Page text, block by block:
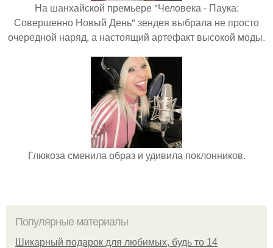
На шанхайской премьере "Человека - Паука:
Совершенно Новый День" зендея выбрала не просто
очередной наряд, а настоящий артефакт высокой моды.
Глюкоза сменила образ и удивила поклонников.
Популярные материалы
Шикарный подарок для любимых, будь то 14